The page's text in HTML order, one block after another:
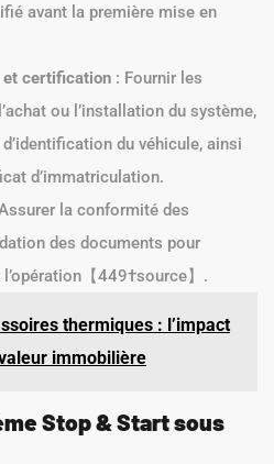
avant la première mise en
et certification : Fournir les
ou l’installation du système,
du véhicule, ainsi
d’immatriculation.
la conformité des
des documents pour
【449†source】.
thermiques : l’impact
immobilière
Stop & Start sous